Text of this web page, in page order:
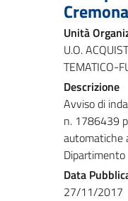
Cremona
Unità
U.O.
TEMATICO-
Descrizione
Avviso di
n. 1786439
automatiche
Dipartimento
Data
27/11/2017